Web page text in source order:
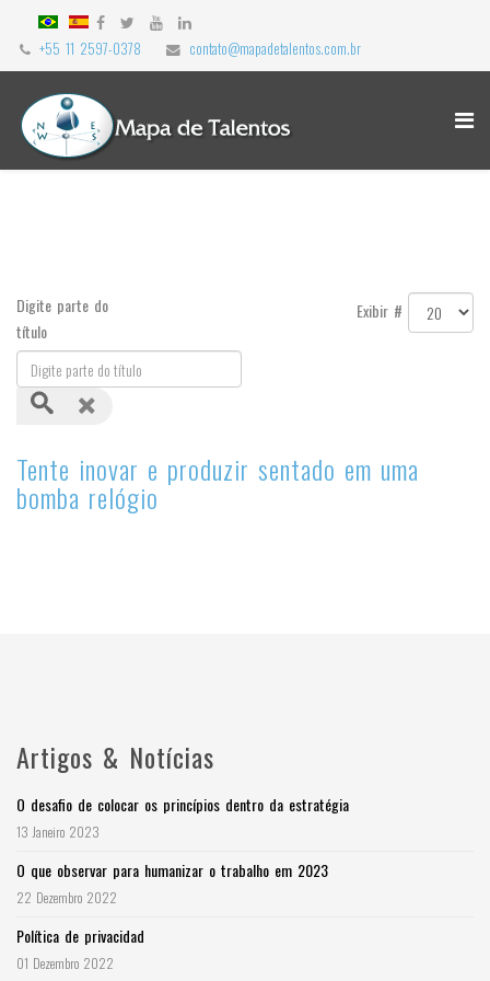
+55 11 2597-0378 contato@mapadetalentos.com.br
Digite parte do
título
Exibir #
Tente inovar e produzir sentado em uma
bomba relógio
Artigos & Notícias
O desafio de colocar os princípios dentro da estratégia
13 Janeiro 2023
O que observar para humanizar o trabalho em 2023
22 Dezembro 2022
Política de privacidad
01 Dezembro 2022